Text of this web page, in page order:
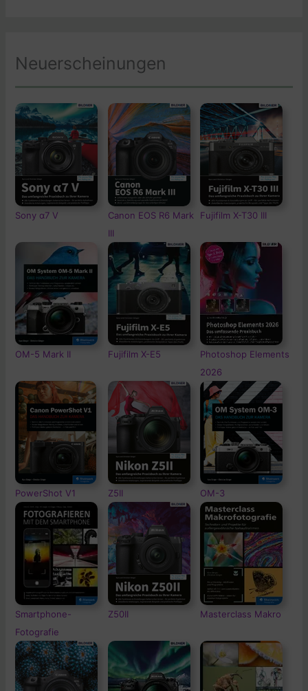
Neuerscheinungen
Sony α7 V
Canon EOS R6 Mark
III
Fujifilm X-T30 III
OM-5 Mark II Fujifilm X-E5
Photoshop Elements
2026
PowerShot V1 Z5II OM-3
Smartphone-
Fotografie
Z50II Masterclass Makro